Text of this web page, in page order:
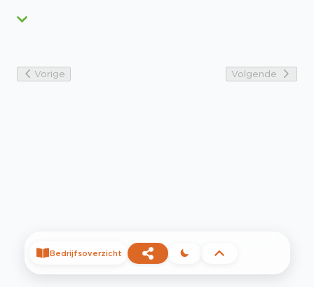
Vorige Volgende
Bedrijfsoverzicht